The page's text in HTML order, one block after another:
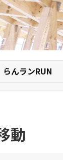
らんランRUN
動